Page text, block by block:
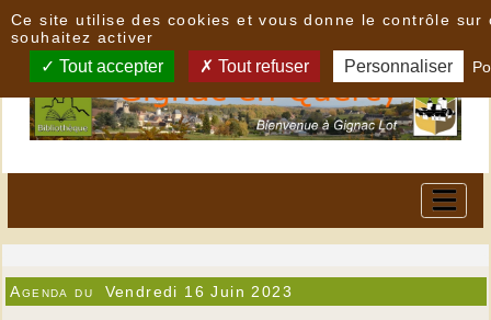
Agenda du Vendredi 16 Juin 2023
Ce site utilise des cookies et vous donne le contrôle sur
souhaitez activer
Tout accepter Tout refuser Personnaliser